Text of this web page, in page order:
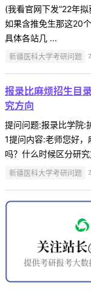
(我看官网下发“22年
如果含推免生那这20
具体各站几 ...
新疆医科大学考研问题
报录比麻烦招生目
究方向
提问问题:报录比学院
1提问内容:老师您好
吗？什么时候区分研
新疆医科大学考研问题